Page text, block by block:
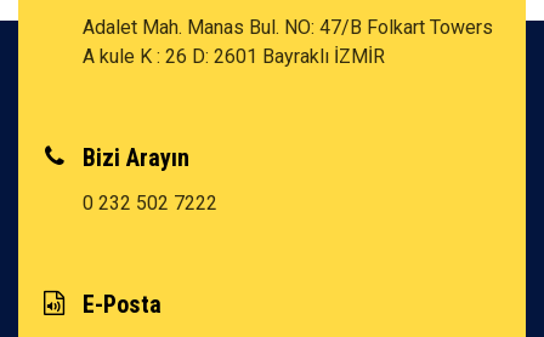
Adalet Mah. Manas Bul. NO: 47/B Folkart Towers
A kule K : 26 D: 2601 Bayraklı İZMİR
Bizi Arayın
0 232 502 7222
E-Posta